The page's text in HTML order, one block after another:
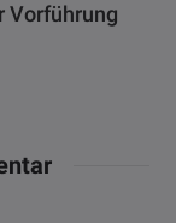
Vorführung